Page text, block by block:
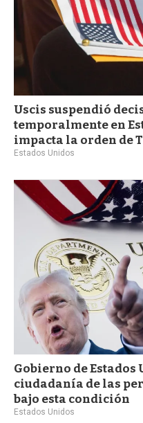
Uscis suspendió
temporalmente en
impacta la orden de
Estados Unidos
Gobierno de
ciudadanía de las
bajo esta condición
Estados Unidos